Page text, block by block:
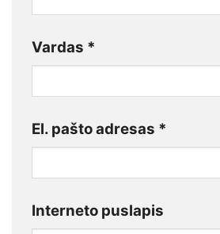
Vardas *
El. pašto adresas *
Interneto puslapis